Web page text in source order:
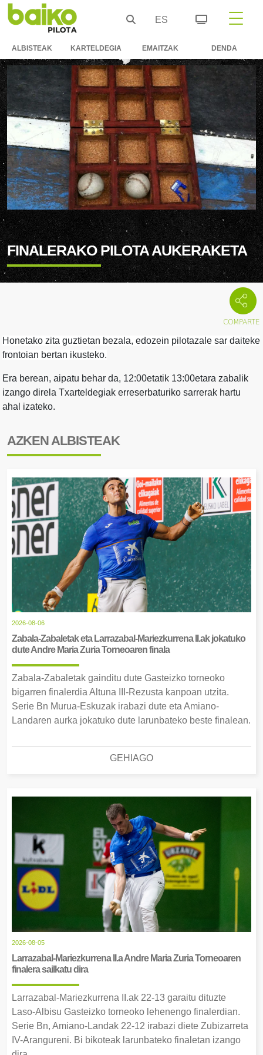
ES
ALBISTEAK KARTELDEGIA EMAITZAK DENDA
FINALERAKO PILOTA AUKERAKETA
Honetako zita guztietan bezala, edozein pilotazale sar daiteke
frontoian bertan ikusteko.
Era berean, aipatu behar da, 12:00etatik 13:00etara zabalik
izango direla Txarteldegiak erreserbaturiko sarrerak hartu
ahal izateko.
AZKEN ALBISTEAK
2026-08-06
Zabala-Zabaletak eta Larrazabal-Mariezkurrena II.ak jokatuko
dute Andre Maria Zuria Torneoaren finala
Zabala-Zabaletak gainditu dute Gasteizko torneoko
bigarren finalerdia Altuna III-Rezusta kanpoan utzita.
Serie Bn Murua-Eskuzak irabazi dute eta Amiano-
Landaren aurka jokatuko dute larunbateko beste finalean.
GEHIAGO
2026-08-05
Larrazabal-Mariezkurrena II.a Andre Maria Zuria Torneoaren
finalera sailkatu dira
Larrazabal-Mariezkurrena II.ak 22-13 garaitu dituzte
Laso-Albisu Gasteizko torneoko lehenengo finalerdian.
Serie Bn, Amiano-Landak 22-12 irabazi diete Zubizarreta
IV-Arangureni. Bi bikoteak larunbateko finaletan izango